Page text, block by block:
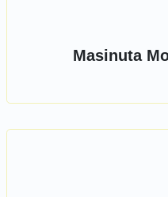
Masinuta